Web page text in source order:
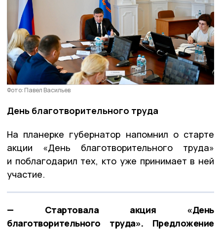
Фото: Павел Васильев
День благотворительного труда
На планерке губернатор напомнил о старте
акции «День благотворительного труда»
и поблагодарил тех, кто уже принимает в ней
участие.
— Стартовала акция «День
благотворительного труда». Предложение